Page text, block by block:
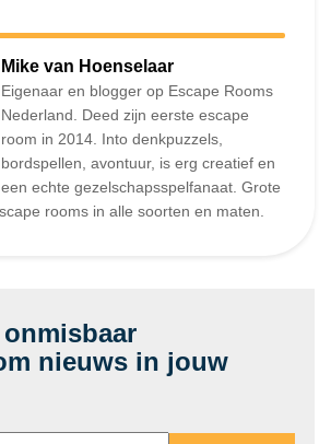
Mike van Hoenselaar
Eigenaar en blogger op Escape Rooms
Nederland. Deed zijn eerste escape
room in 2014. Into denkpuzzels,
bordspellen, avontuur, is erg creatief en
een echte gezelschapsspelfanaat. Grote
rooms in alle soorten en maten.
nieuws in jouw